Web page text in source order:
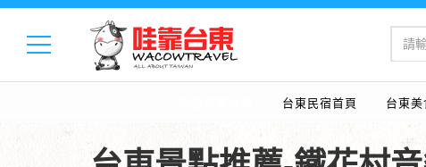
台東民宿首頁 台東美